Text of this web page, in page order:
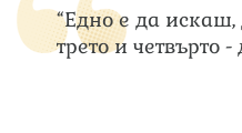
“Едно е да
трето и четвърто